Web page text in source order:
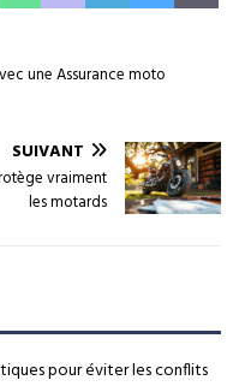
une Assurance moto
SUIVANT
vraiment
les motards
pour éviter les conflits